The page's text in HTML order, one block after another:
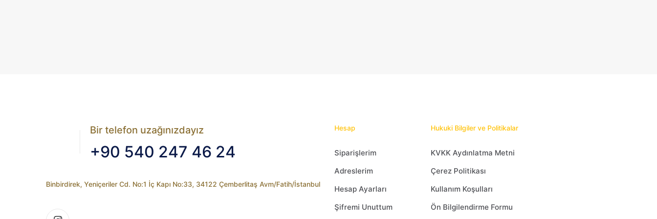
Bir telefon uzağınızdayız
+90 540 247 46 24
Binbirdirek, Yeniçeriler Cd. No:1 İç Kapı No:33, 34122 Çemberlitaş Avm/Fatih/İstanbul
Hesap
Siparişlerim
Adreslerim
Hesap Ayarları
Şifremi Unuttum
Hukuki Bilgiler ve Politikalar
KVKK Aydınlatma Metni
Çerez Politikası
Kullanım Koşulları
Ön Bilgilendirme Formu